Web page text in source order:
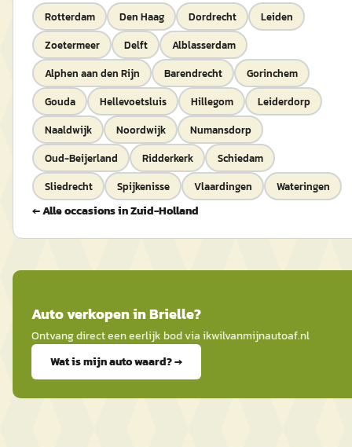
Rotterdam Den Haag Dordrecht
Leiden
Zoetermeer
Delft
Alblasserdam
Alphen aan den Rijn
Barendrecht
Gorinchem
Gouda
Hellevoetsluis Hillegom
Leiderdorp
Naaldwijk
Noordwijk
Numansdorp
Oud-Beijerland
Ridderkerk
Schiedam
Sliedrecht
Spijkenisse Vlaardingen Wateringen
← Alle occasions inZuid-Holland
Autoverkopen inBrielle?
Ontvang direct een eerlijk bod viaikwilvanmijnautoaf.nl
Wat is mijn auto waard? →